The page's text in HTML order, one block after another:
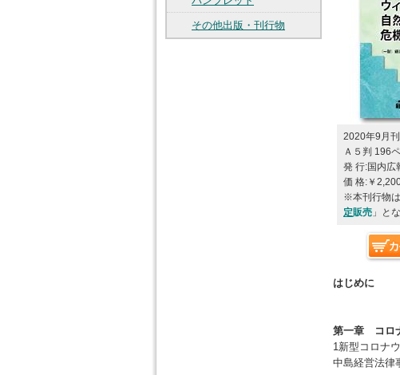
その他出版・刊行物
2020年9月刊
Ａ５判 196
発 行:国内広
価 格:￥
※本刊行物は
定販売 」と
はじめに
第一章 コロ
1新型コロナ
中島経営法